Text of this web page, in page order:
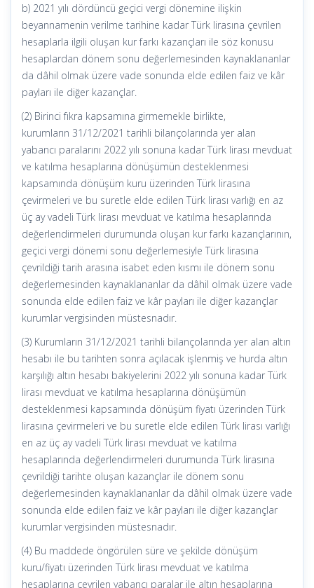
b) 2021 yılı dördüncü geçici vergi dönemine ilişkin
beyannamenin verilme tarihine kadar Türk lirasına çevrilen
hesaplarla ilgili oluşan kur farkı kazançları ile söz konusu
hesaplardan dönem sonu değerlemesinden kaynaklananlar
da dâhil olmak üzere vade sonunda elde edilen faiz ve kâr
payları ile diğer kazançlar.
(2) Birinci fıkra kapsamına girmemekle birlikte,
kurumların 31/12/2021 tarihli bilançolarında yer alan
yabancı paralarını 2022 yılı sonuna kadar Türk lirası mevduat
ve katılma hesaplarına dönüşümün desteklenmesi
kapsamında dönüşüm kuru üzerinden Türk lirasına
çevirmeleri ve bu suretle elde edilen Türk lirası varlığı en az
üç ay vadeli Türk lirası mevduat ve katılma hesaplarında
değerlendirmeleri durumunda oluşan kur farkı kazançlarının,
geçici vergi dönemi sonu değerlemesiyle Türk lirasına
çevrildiği tarih arasına isabet eden kısmı ile dönem sonu
değerlemesinden kaynaklananlar da dâhil olmak üzere vade
sonunda elde edilen faiz ve kâr payları ile diğer kazançlar
kurumlar vergisinden müstesnadır.
(3) Kurumların 31/12/2021 tarihli bilançolarında yer alan altın
hesabı ile bu tarihten sonra açılacak işlenmiş ve hurda altın
karşılığı altın hesabı bakiyelerini 2022 yılı sonuna kadar Türk
lirası mevduat ve katılma hesaplarına dönüşümün
desteklenmesi kapsamında dönüşüm fiyatı üzerinden Türk
lirasına çevirmeleri ve bu suretle elde edilen Türk lirası varlığı
en az üç ay vadeli Türk lirası mevduat ve katılma
hesaplarında değerlendirmeleri durumunda Türk lirasına
çevrildiği tarihte oluşan kazançlar ile dönem sonu
değerlemesinden kaynaklananlar da dâhil olmak üzere vade
sonunda elde edilen faiz ve kâr payları ile diğer kazançlar
kurumlar vergisinden müstesnadır.
(4) Bu maddede öngörülen süre ve şekilde dönüşüm
kuru/fiyatı üzerinden Türk lirası mevduat ve katılma
hesaplarına çevrilen yabancı paralar ile altın hesaplarına